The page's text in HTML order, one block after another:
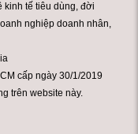
kinh tế tiêu dùng, đời
nghiệp doanh nhân,
cấp ngày 30/1/2019
trên website này.